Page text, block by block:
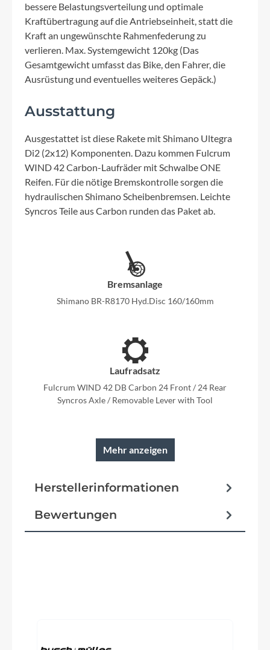
bessere Belastungsverteilung und optimale
Kraftübertragung auf die Antriebseinheit, statt die
Kraft an ungewünschte Rahmenfederung zu
verlieren. Max. Systemgewicht 120kg (Das
Gesamtgewicht umfasst das Bike, den Fahrer, die
Ausrüstung und eventuelles weiteres Gepäck.)
Ausstattung
Ausgestattet ist diese Rakete mit Shimano Ultegra
Di2 (2x12) Komponenten. Dazu kommen Fulcrum
WIND 42 Carbon-Laufräder mit Schwalbe ONE
Reifen. Für die nötige Bremskontrolle sorgen die
hydraulischen Shimano Scheibenbremsen. Leichte
Syncros Teile aus Carbon runden das Paket ab.
Bremsanlage
Shimano BR-R8170 Hyd.Disc 160/160mm
Laufradsatz
Fulcrum WIND 42 DB Carbon 24 Front / 24 Rear
Syncros Axle / Removable Lever with Tool
Addict HMF Carbon Endurance geometry /
routing Syncros fender kit ready
Shimano Ultegra ST-R8170 Dual control 24
Mehr anzeigen
Herstellerinformationen
Bewertungen